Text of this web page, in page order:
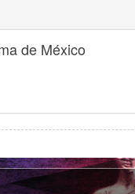
de México